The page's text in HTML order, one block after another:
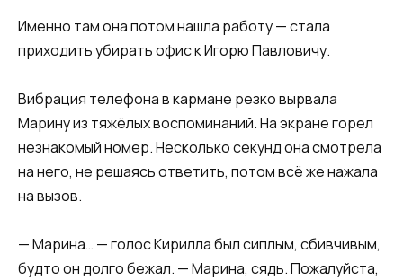
Именно там она потом нашла работу — стала
приходить убирать офис к Игорю Павловичу.
Вибрация телефона в кармане резко вырвала
Марину из тяжёлых воспоминаний. На экране горел
незнакомый номер. Несколько секунд она смотрела
на него, не решаясь ответить, потом всё же нажала
на вызов.
— Марина… — голос Кирилла был сиплым, сбивчивым,
будто он долго бежал. — Марина, сядь. Пожалуйста,